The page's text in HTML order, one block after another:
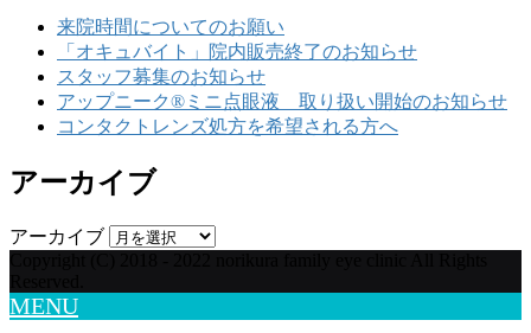
来院時間についてのお願い
「オキュバイト」院内販売終了のお知らせ
スタッフ募集のお知らせ
アップニーク®ミニ点眼液 取り扱い開始のお知らせ
コンタクトレンズ処方を希望される方へ
アーカイブ
アーカイブ
MENU